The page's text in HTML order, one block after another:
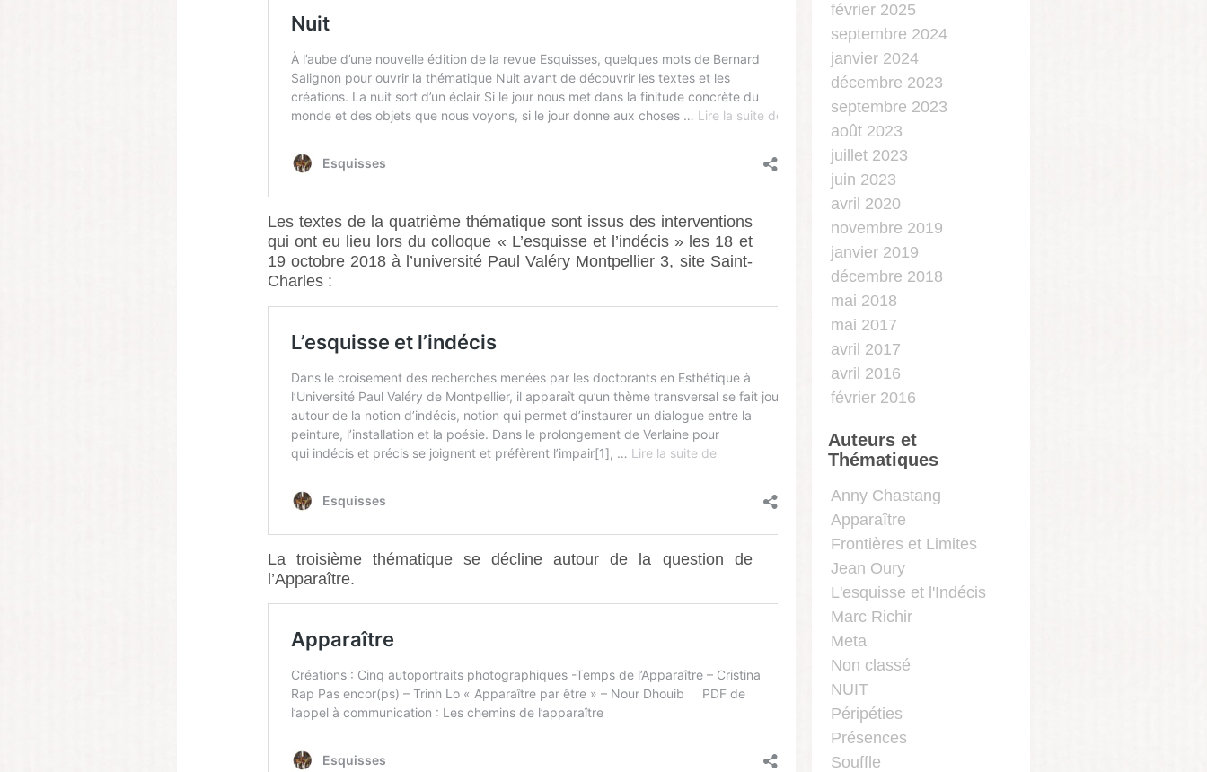
Les textes de la quatrième thématique sont issus des interventions
qui ont eu lieu lors du colloque « L’esquisse et l’indécis » les 18 et
19 octobre 2018 à l’université Paul Valéry Montpellier 3, site Saint-
Charles :
La troisième thématique se décline autour de la question de
l’Apparaître.
février 2025
septembre 2024
janvier 2024
décembre 2023
septembre 2023
août 2023
juillet 2023
juin 2023
avril 2020
novembre 2019
janvier 2019
décembre 2018
mai 2018
mai 2017
avril 2017
avril 2016
février 2016
Auteurs et
Thématiques
…
Anny Chastang
Apparaître
Frontières et Limites
Jean Oury
L'esquisse et l'Indécis
Marc Richir
Meta
Non classé
NUIT
Péripéties
Présences
Souffle